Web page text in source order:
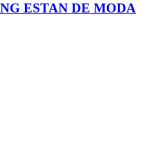
ESTAN DE MODA